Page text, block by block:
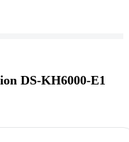
DS-KH6000-E1